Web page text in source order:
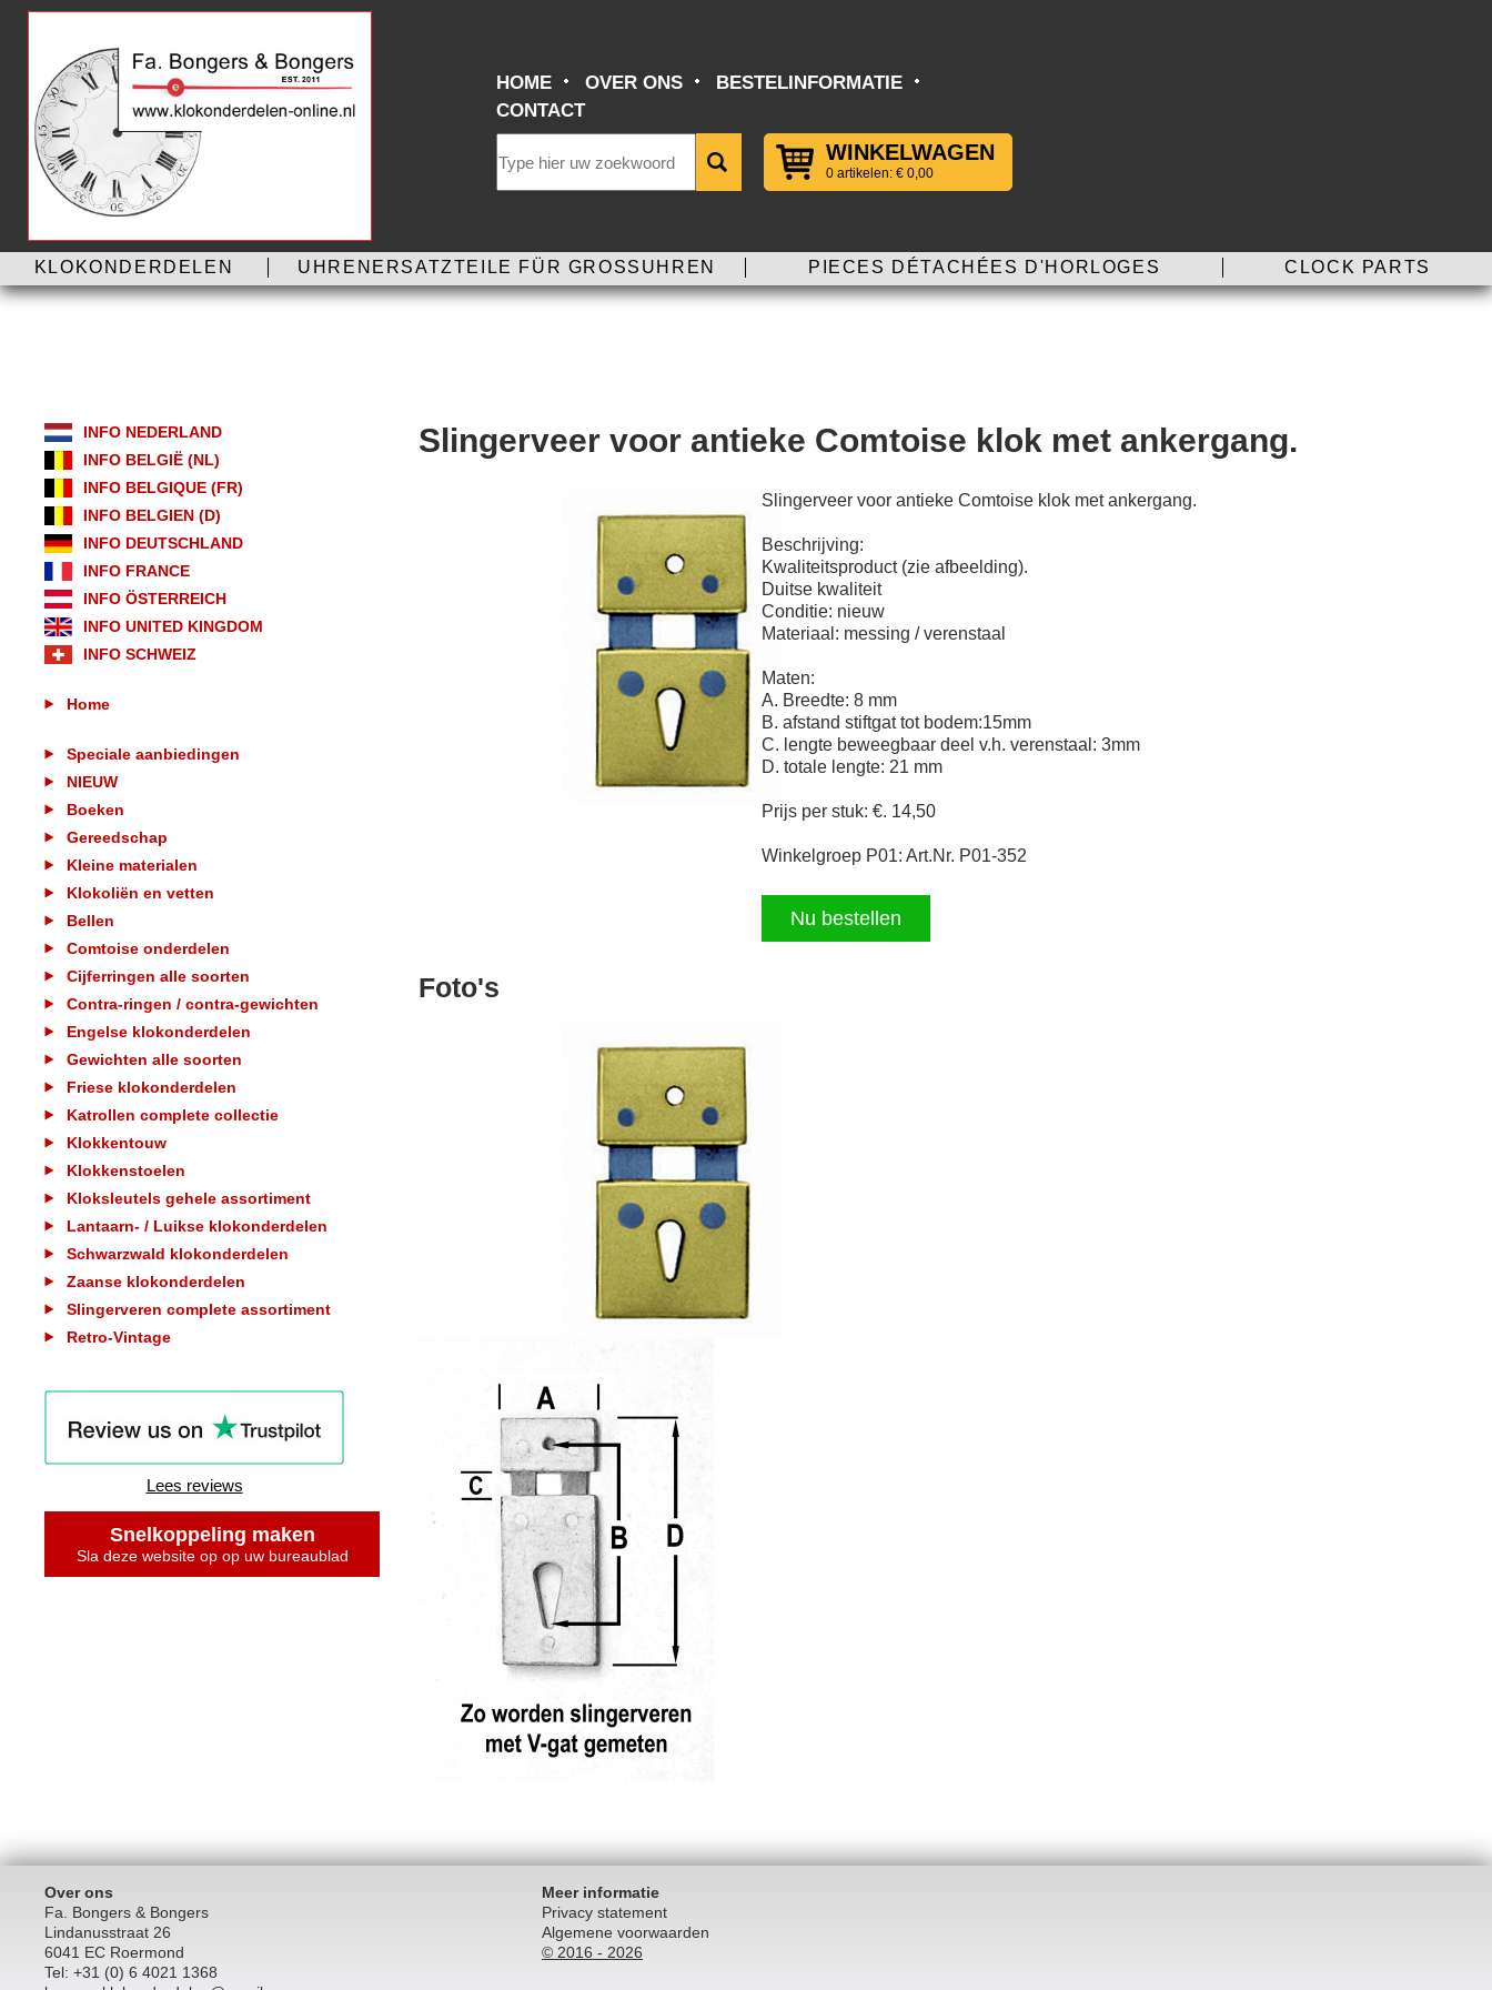
HOME OVER ONS
BESTELINFORMATIE
CONTACT
WINKELWAGEN
0 artikelen: € 0,00
KLOKONDERDELEN UHRENERSATZTEILE FÜR GROSSUHREN PIECES DÉTACHÉES D'HORLOGES CLOCK PARTS
INFO NEDERLAND
INFO BELGIË (NL)
INFO BELGIQUE (FR)
INFO BELGIEN (D)
INFO DEUTSCHLAND
INFO FRANCE
INFO ÖSTERREICH
INFO UNITED KINGDOM
INFO SCHWEIZ
Home
Speciale aanbiedingen
NIEUW
Boeken
Gereedschap
Kleine materialen
Klokoliën en vetten
Bellen
Comtoise onderdelen
Cijferringen alle soorten
Contra-ringen / contra-gewichten
Engelse klokonderdelen
Gewichten alle soorten
Friese klokonderdelen
Katrollen complete collectie
Klokkentouw
Klokkenstoelen
Kloksleutels gehele assortiment
Lantaarn- / Luikse klokonderdelen
Schwarzwald klokonderdelen
Zaanse klokonderdelen
Slingerveren complete assortiment
Retro-Vintage
Lees reviews
Snelkoppeling maken
Sla deze website op op uw bureaublad
Slingerveer voor antieke Comtoise klok met ankergang.
Slingerveer voor antieke Comtoise klok met ankergang.
Beschrijving:
Kwaliteitsproduct (zie afbeelding).
Duitse kwaliteit
Conditie: nieuw
Materiaal: messing / verenstaal
Maten:
A. Breedte: 8 mm
B. afstand stiftgat tot bodem:15mm
C. lengte beweegbaar deel v.h. verenstaal: 3mm
D. totale lengte: 21 mm
Prijs per stuk: €. 14,50
Winkelgroep P01: Art.Nr. P01-352
Nu bestellen
Foto's
Over ons
Fa. Bongers & Bongers
Lindanusstraat 26
6041 EC Roermond
Tel: +31 (0) 6 4021 1368
Meer informatie
Privacy statement
Algemene voorwaarden
© 2016 - 2026